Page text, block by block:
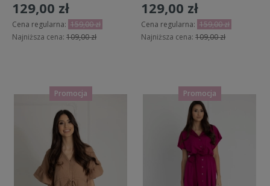
129,00 zł
Cena regularna: 159,00 zł
Najniższa cena: 109,00 zł
129,00 zł
Cena regularna: 159,00 zł
Najniższa cena: 109,00 zł
Promocja Promocja